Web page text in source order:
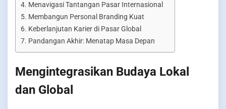
Menavigasi Tantangan Pasar Internasional
Membangun Personal Branding Kuat
Keberlanjutan Karier di Pasar Global
Pandangan Akhir: Menatap Masa Depan
Mengintegrasikan Budaya Lokal
dan Global